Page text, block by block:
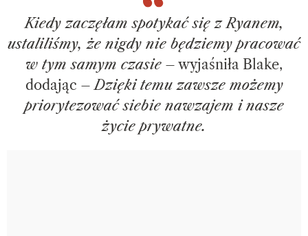
Kiedy zaczęłam spotykać się z Ryanem,
ustaliliśmy, że nigdy nie będziemy pracować
w tym samym czasie – wyjaśniła Blake,
dodając –Dzięki temu zawsze możemy
priorytezować siebie nawzajem i nasze
życie prywatne.